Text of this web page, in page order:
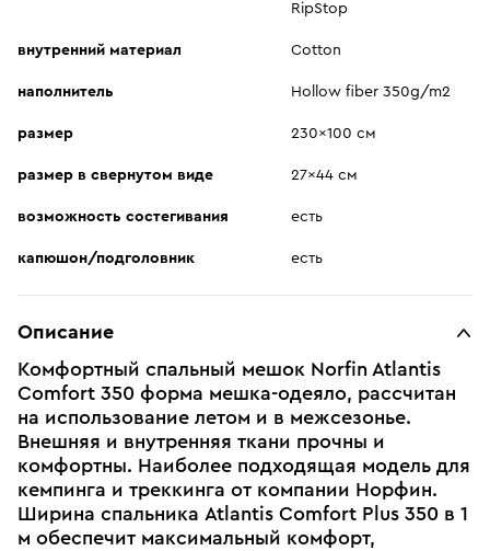
RipStop
внутренний материал Cotton
наполнитель Hollow fiber 350g/m2
размер 230x100 см
размер в свернутом виде 27x44 см
возможность состегивания есть
капюшон/подголовник есть
Описание
Комфортный спальный мешок Norfin Atlantis
Comfort 350 форма мешка-одеяло, рассчитан
на использование летом и в межсезонье.
Внешняя и внутренняя ткани прочны и
комфортны. Наиболее подходящая модель для
кемпинга и треккинга от компании Норфин.
Ширина спальника Atlantis Comfort Plus 350 в 1
м обеспечит максимальный комфорт,